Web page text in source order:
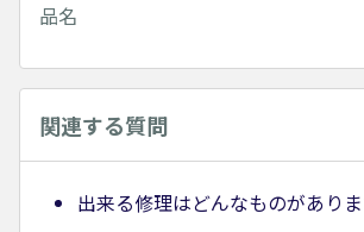
品名
関連する質問
出来る修理はどんなものがあり